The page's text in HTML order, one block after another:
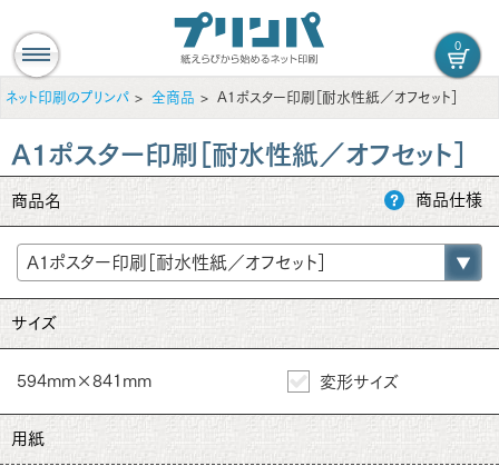
0
ネット印刷のプリンパ 全商品 A1ポスター印刷［耐水性紙／オフセット］
A1ポスター印刷［耐水性紙／オフセット］
商品名 商品仕様
サイズ
594mm×841mm 変形サイズ
用紙